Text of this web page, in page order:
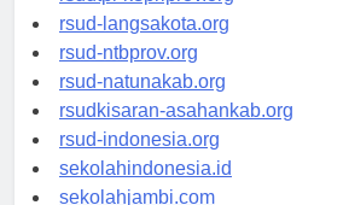
rsudtpi-kepriprov.org
rsud-langsakota.org
rsud-ntbprov.org
rsud-natunakab.org
rsudkisaran-asahankab.org
rsud-indonesia.org
sekolahindonesia.id